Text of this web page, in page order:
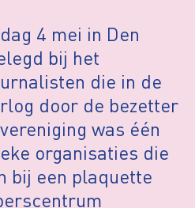
4 mei in Den
bij het
die in de
door de bezetter
was één
organisaties die
bij een plaquette